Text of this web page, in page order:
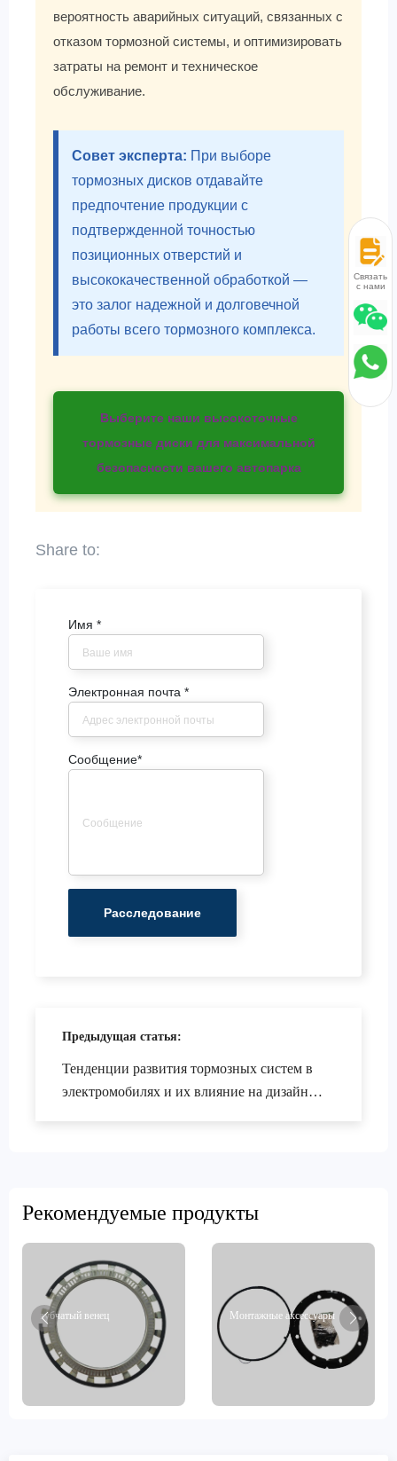
вероятность аварийных ситуаций, связанных с
отказом тормозной системы, и оптимизировать
затраты на ремонт и техническое
обслуживание.
Совет эксперта: При выборе
тормозных дисков отдавайте
предпочтение продукции с
подтвержденной точностью
позиционных отверстий и
высококачественной обработкой —
это залог надежной и долговечной
работы всего тормозного комплекса.
Выберите наши высокоточные
тормозные диски для максимальной
безопасности вашего автопарка
Имя *
Электронная почта *
Сообщение*
Предыдущая статья:
Тенденции развития тормозных систем в
электромобилях и их влияние на дизайн
Рекомендуемые продукты
зубчатый венец Монтажные аксессуары
Связаться
с нами